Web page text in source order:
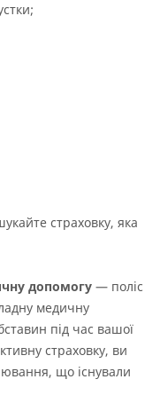
страховку, яка
допомогу — поліс
медичну
під час вашої
страховку, ви
що існували